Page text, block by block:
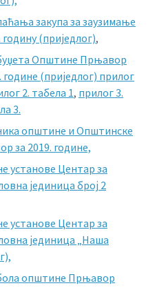
закупа за заузимање
(приједлог),
Општине Прњавор
године (приједлог) прилог
2. табела 1, прилог 3.
3.
општине и Општинске
за 2019. године,
установе Центар за
јединица број 2
установе Центар за
јединица „Наша
општине Прњавор